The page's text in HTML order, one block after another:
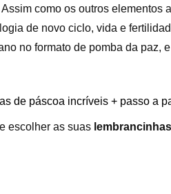
Assim como os outros elementos
de novo ciclo, vida e
no formato de pomba da paz,
de páscoa incríveis + passo a
escolher as suas